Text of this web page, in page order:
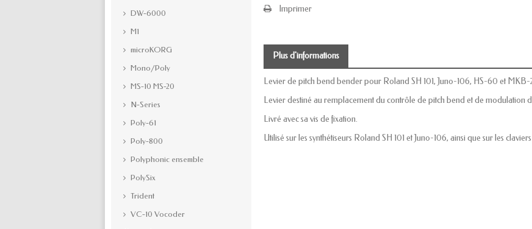
DW-6000
M1
microKORG
Mono/Poly
MS-10 MS-20
N-Series
Poly-61
Poly-800
Polyphonic ensemble
PolySix
Trident
VC-10 Vocoder
Imprimer
Plus d'informations
Levier de pitch bend bender pour Roland SH 101, Juno-106, HS-60 et
Levier destiné au remplacement du contrôle de pitch bend et de modulation
Livré avec sa vis de fixation.
Utilisé sur les synthétiseurs Roland SH 101 et Juno-106, ainsi que sur les